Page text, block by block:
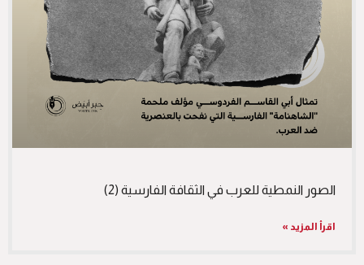
الصور النمطية للعرب في الثقافة الفارسية (2)
اقرأ المزيد »